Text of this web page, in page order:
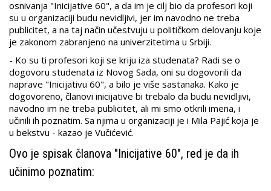
osnivanja "Inicijative 60", a da im je cilj bio da profesori koji
su u organizaciji budu nevidljivi, jer im navodno ne treba
publicitet, a na taj način učestvuju u političkom delovanju koje
je zakonom zabranjeno na univerzitetima u Srbiji.
- Ko su ti profesori koji se kriju iza studenata? Radi se o
dogovoru studenata iz Novog Sada, oni su dogovorili da
naprave "Inicijativu 60", a bilo je više sastanaka. Kako je
dogovoreno, članovi inicijative bi trebalo da budu nevidljivi,
navodno im ne treba publicitet, ali mi smo otkrili imena, i
učinili ih poznatim. Sa njima u organizaciji je i Mila Pajić koja je
u bekstvu - kazao je Vučićević.
Ovo je spisak članova "Inicijative 60", red je da ih
učinimo poznatim: